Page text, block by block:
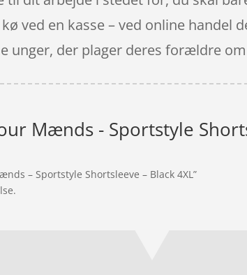
ved en kasse – ved online handel
unger, der plager deres forældre
Mænds - Sportstyle
– Sportstyle Shortsleeve – Black 4XL”